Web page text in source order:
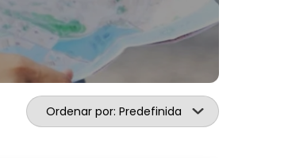
Ordenar por: Predefinida